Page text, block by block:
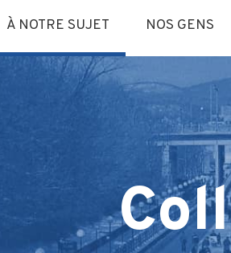
À NOTRE SUJET NOS GENS